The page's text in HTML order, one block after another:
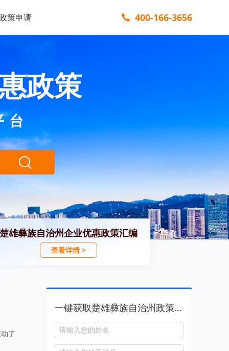
策申请 400-166-3656
政策
台
楚雄彝族自治州企业优惠政策汇编
查看详情 >
了
一键获取楚雄彝族自治州政策资料